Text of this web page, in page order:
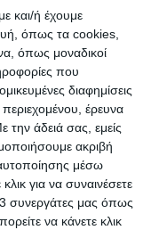
και/ή έχουμε
όπως τα cookies,
όπως μοναδικοί
που
διαφημίσεις
έρευνα
την άδειά σας, εμείς
ακριβή
μέσω
για να συναινέσετε
συνεργάτες μας όπως
να κάνετε κλικ
Είσαι